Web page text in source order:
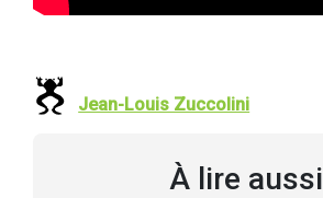
Jean-Louis Zuccolini
À lire aussi